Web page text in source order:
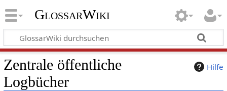
GlossarWiki
Hilfe
Zentrale öffentliche
Logbücher